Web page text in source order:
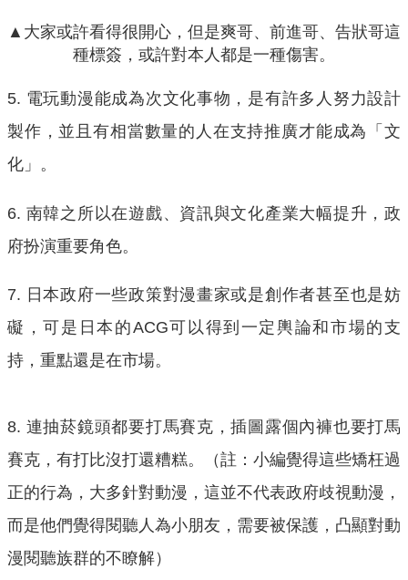
▲大家或許看得很開心，但是爽哥、前進哥、告狀哥這
種標簽，或許對本人都是一種傷害。
5. 電玩動漫能成為次文化事物，是有許多人努力設計
製作，並且有相當數量的人在支持推廣才能成為「文
化」。
6. 南韓之所以在遊戲、資訊與文化產業大幅提升，政
府扮演重要角色。
7. 日本政府一些政策對漫畫家或是創作者甚至也是妨
礙，可是日本的ACG可以得到一定輿論和市場的支
持，重點還是在市場。
8. 連抽菸鏡頭都要打馬賽克，插圖露個內褲也要打馬
賽克，有打比沒打還糟糕。（註：小編覺得這些矯枉過
正的行為，大多針對動漫，這並不代表政府歧視動漫，
而是他們覺得閱聽人為小朋友，需要被保護，凸顯對動
漫閱聽族群的不瞭解）